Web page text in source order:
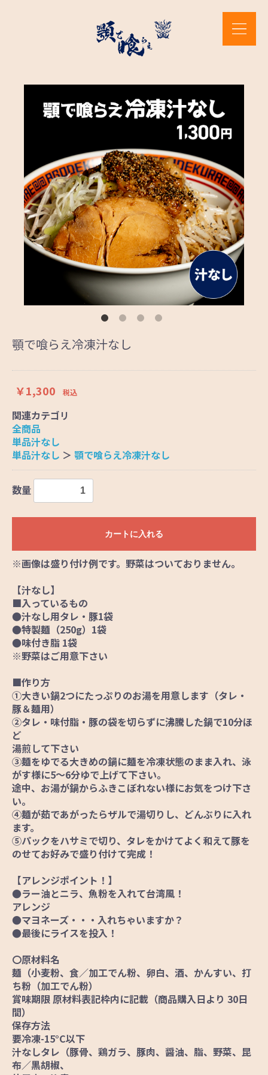
顎で喰らえ冷凍汁なし
￥1,300 税込
関連カテゴリ
全商品
単品汁なし
単品汁なし ＞ 顎で喰らえ冷凍汁なし
数量
カートに入れる
※画像は盛り付け例です。野菜はついておりません。
【汁なし】
■入っているもの
●汁なし用タレ・豚1袋
●特製麺（250g）1袋
●味付き脂 1袋
※野菜はご用意下さい
■作り方
①大きい鍋2つにたっぷりのお湯を用意します（タレ・
豚＆麺用）
②タレ・味付脂・豚の袋を切らずに沸騰した鍋で10分ほ
ど
湯煎して下さい
③麺をゆでる大きめの鍋に麺を冷凍状態のまま入れ、泳
がす様に5～6分ゆで上げて下さい。
途中、お湯が鍋からふきこぼれない様にお気をつけ下さ
い。
④麺が茹であがったらザルで湯切りし、どんぶりに入れ
ます。
⑤パックをハサミで切り、タレをかけてよく和えて豚を
のせてお好みで盛り付けて完成！
【アレンジポイント！】
●ラー油とニラ、魚粉を入れて台湾風！
アレンジ
●マヨネーズ・・・入れちゃいますか？
●最後にライスを投入！
〇原材料名
麺（小麦粉、食／加工でん粉、卵白、酒、かんすい、打
ち粉（加工でん粉）
賞味期限 原材料表記枠内に記載（商品購入日より 30日
間）
保存方法
要冷凍-15°C以下
汁なしタレ（豚骨、鶏ガラ、豚肉、醤油、脂、野菜、昆
布／黒胡椒、